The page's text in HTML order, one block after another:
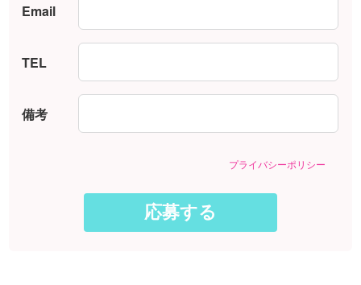
Email
TEL
備考
プライバシーポリシー